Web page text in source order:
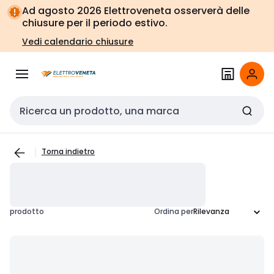
Vai alla
navigazione
Vai
alla
pagina
Ad agosto 2026 Elettroveneta osserverà delle
chiusure per il periodo estivo.
Vedi calendario chiusure
Cerca input
Torna indietro
prodotto Ordina per